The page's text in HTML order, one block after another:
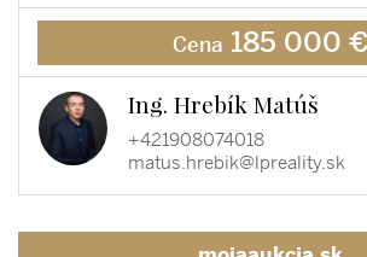
Cena 185 000 €
Ing. Hrebík Matúš
+421908074018
matus.hrebik@lpreality.sk